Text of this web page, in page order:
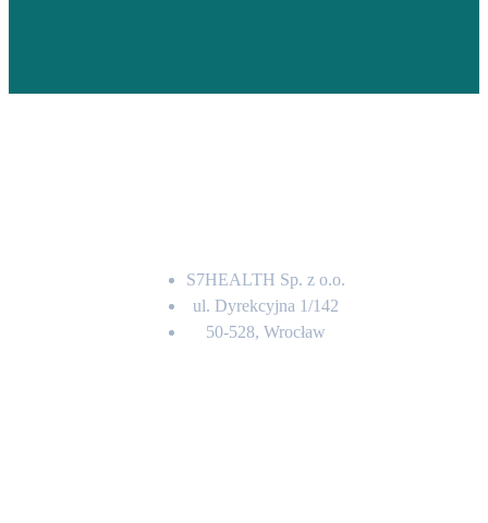
S7HEALTH Sp. z o.o.
ul. Dyrekcyjna 1/142
50-528, Wrocław